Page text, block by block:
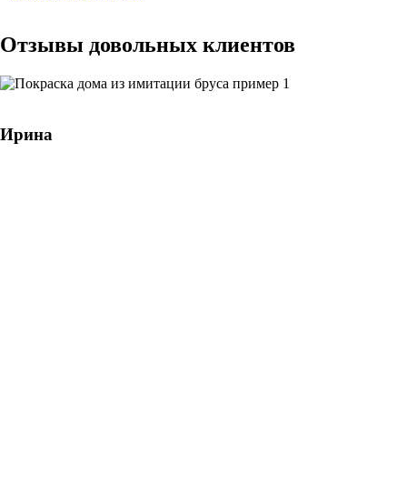
Отзывы довольных клиентов
Ирина